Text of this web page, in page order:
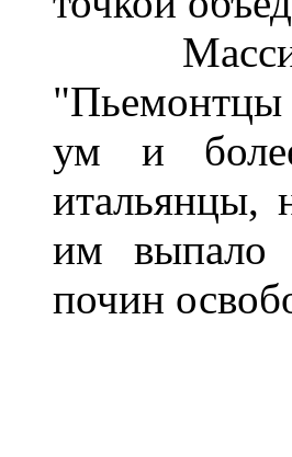
Массимо
"Пьемонтцы
ум и
итальянцы,
им выпало
почин